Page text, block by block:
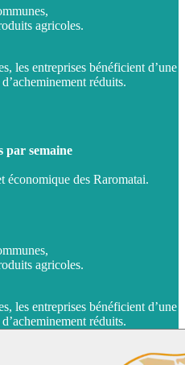
agricoles.
les entreprises bénéficient d’une
réduits.
par semaine
économique des Raromatai.
agricoles.
les entreprises bénéficient d’une
réduits.